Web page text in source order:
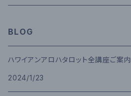
BLOG
ハワイアンアロハタロット全講座ご案内
2024/1/23